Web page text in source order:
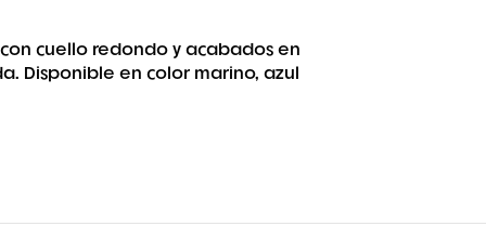
cuello redondo y acabados en
Disponible en color marino, azul